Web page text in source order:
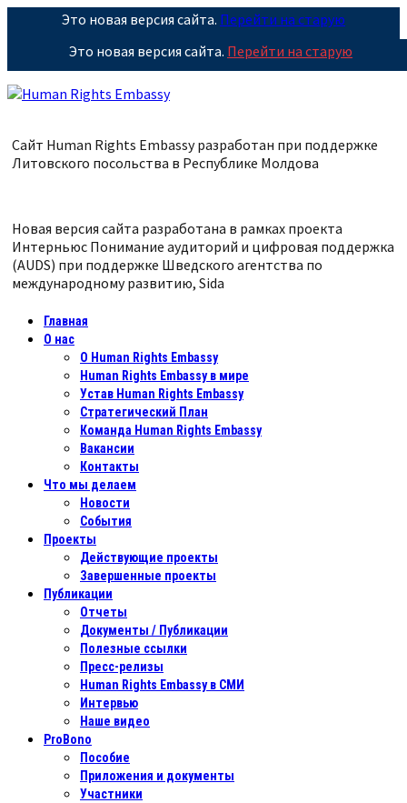
Это новая версия сайта. Перейти на старую
Это новая версия сайта. Перейти на старую
Сайт Human Rights Embassy разработан при поддержке
Литовского посольства в Республике Молдова
Новая версия сайта разработана в рамках проекта
Интерньюс Понимание аудиторий и цифровая поддержка
(AUDS) при поддержке Шведского агентства по
международному развитию, Sida
Главная
О нас
О Human Rights Embassy
Human Rights Embassy в мире
Устав Human Rights Embassy
Стратегический План
Команда Human Rights Embassy
Вакансии
Контакты
Что мы делаем
Новости
События
Проекты
Действующие проекты
Завершенные проекты
Публикации
Отчеты
Документы / Публикации
Полезные ссылки
Пресс-релизы
Human Rights Embassy в СМИ
Интервью
Наше видео
ProBono
Пособие
Приложения и документы
Участники